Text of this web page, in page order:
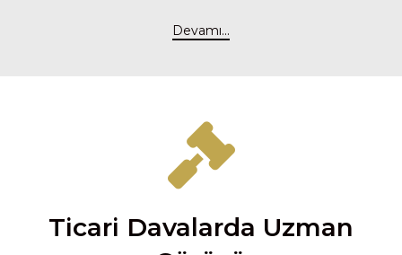
Devamı...
Ticari Davalarda Uzman